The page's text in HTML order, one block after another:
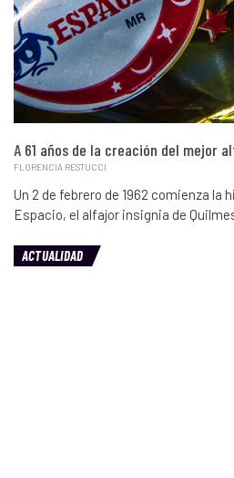
A 61 años de la creación del mejor
FLORENCIA RESTUCCI
Un 2 de febrero de 1962 comienza la
Espacio, el alfajor insignia de
ACTUALIDAD